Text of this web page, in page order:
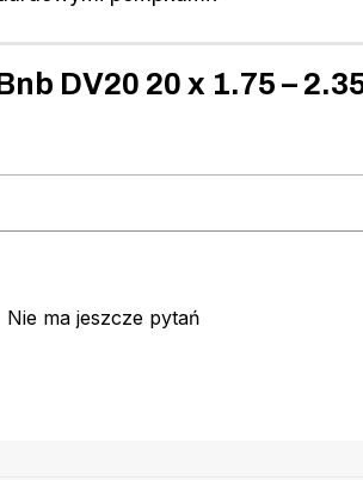
DV20 20 x 1.75 –
Nie ma jeszcze pytań